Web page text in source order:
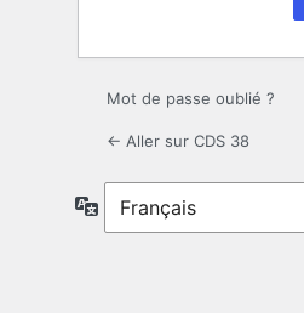
Mot de passe oublié ?
← Aller sur CDS 38
Langue